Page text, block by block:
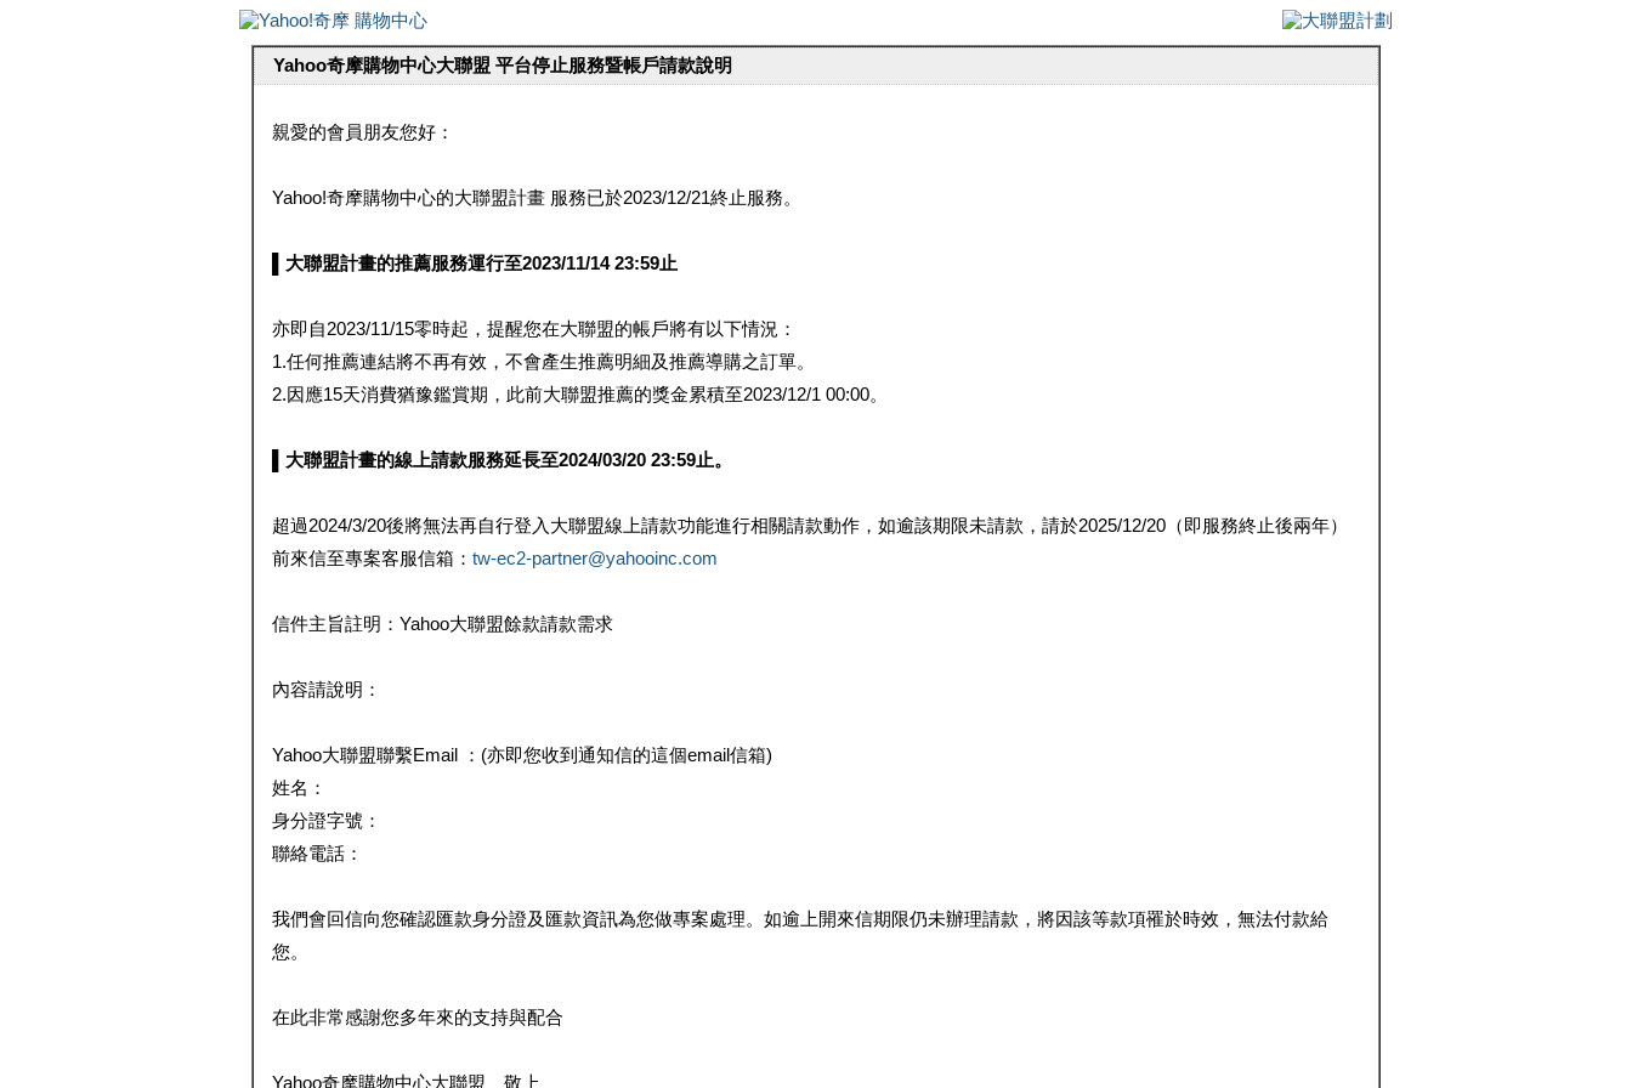
Yahoo奇摩購物中心大聯盟 平台停止服務暨帳戶請款說明
親愛的會員朋友您好：
Yahoo!奇摩購物中心的大聯盟計畫 服務已於2023/12/21終止服務。
▌大聯盟計畫的推薦服務運行至2023/11/14 23:59止
亦即自2023/11/15零時起，提醒您在大聯盟的帳戶將有以下情況：
1.任何推薦連結將不再有效，不會產生推薦明細及推薦導購之訂單。
2.因應15天消費猶豫鑑賞期，此前大聯盟推薦的獎金累積至2023/12/1 00:00。
▌大聯盟計畫的線上請款服務延長至2024/03/20 23:59止。
超過2024/3/20後將無法再自行登入大聯盟線上請款功能進行相關請款動作，如逾該期限未請款，請於2025/12/20（即服務終止後兩年）
前來信至專案客服信箱： tw-ec2-partner@yahooinc.com
信件主旨註明：Yahoo大聯盟餘款請款需求
內容請說明：
Yahoo大聯盟聯繫Email ：(亦即您收到通知信的這個email信箱)
姓名：
身分證字號：
聯絡電話：
我們會回信向您確認匯款身分證及匯款資訊為您做專案處理。如逾上開來信期限仍未辦理請款，將因該等款項罹於時效，無法付款給
您。
在此非常感謝您多年來的支持與配合
Yahoo奇摩購物中心大聯盟 敬上